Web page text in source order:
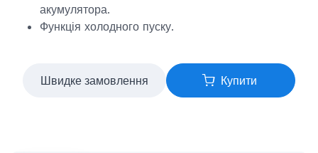
акумулятора.
Функція холодного пуску.
Швидке замовлення Купити